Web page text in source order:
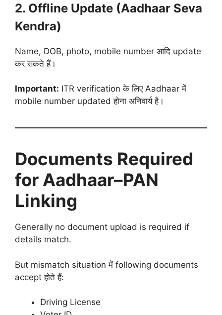
2. Offline Update (Aadhaar Seva
Kendra)
Name, DOB, photo, mobile number आदि update
कर सकते हैं।
Important: ITR verification के लिए Aadhaar में
mobile number updated होना अनिवार्य है।
Documents Required
for Aadhaar–PAN
Linking
Generally no document upload is required if
details match.
But mismatch situation में following documents
accept होते हैं:
Driving License